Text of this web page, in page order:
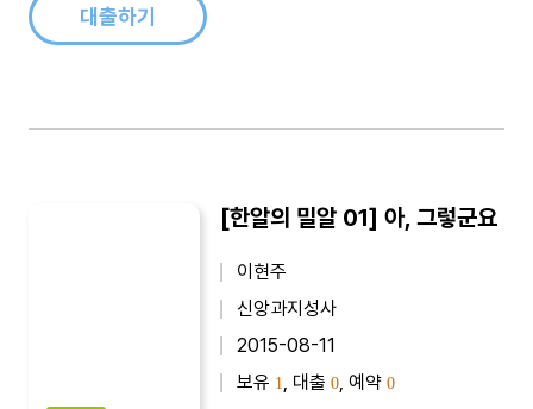
대출하기
[한알의 밀알 01] 아, 그렇군요
이현주
신앙과지성사
2015-08-11
보유 1 , 대출 0 , 예약 0